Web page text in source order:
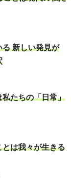
新しい発見が
たちの「日常」
は我々が生きる